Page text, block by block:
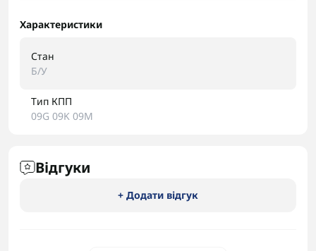
Характеристики
Стан
Б/У
Тип КПП
09G 09K 09M
Відгуки
+ Додати відгук